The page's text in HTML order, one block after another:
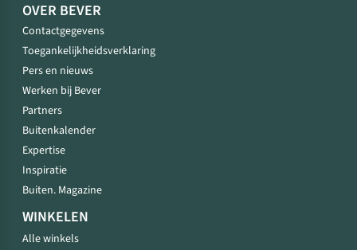
OVER BEVER
Contactgegevens
Toegankelijkheidsverklaring
Pers en nieuws
Werken bij Bever
Partners
Buitenkalender
Expertise
Inspiratie
Buiten. Magazine
WINKELEN
Alle winkels